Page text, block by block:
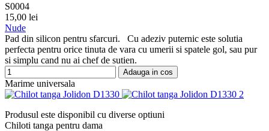
S0004
15,00 lei
Nude
Pad din silicon pentru sfarcuri. Cu adeziv puternic este solutia
perfecta pentru orice tinuta de vara cu umerii si spatele gol, sau pur
si simplu cand nu ai chef de sutien.
Adauga in cos
Marime universala
Produsul este disponibil cu diverse optiuni
Chiloti tanga pentru dama